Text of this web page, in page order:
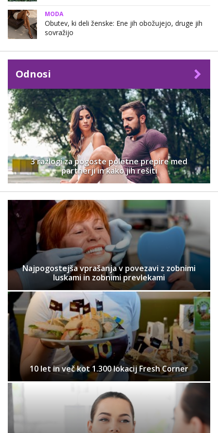
MODA
Obutev, ki deli ženske: Ene jih obožujejo, druge jih
sovražijo
Odnosi
3 razlogi za pogoste poletne prepire med
partnerji in kako jih rešiti
Najpogostejša vprašanja v povezavi z zobnimi
luskami in zobnimi prevlekami
10 let in več kot 1.300 lokacij Fresh Corner